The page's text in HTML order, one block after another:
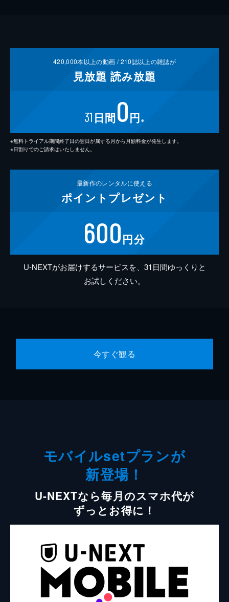
420,000本以上の動画 /210誌以上の雑誌が
見放題 読み放題
31 日間0円 ※
※無料トライアル期間終了日の翌日が属する月から月額料金が発生します。
※日割りでのご請求はいたしません。
最新作のレンタルに使える
ポイント プレゼント
600円分
U-NEXTがお届けするサービスを、31日間ゆっくりと
お試しください。
今すぐ観る
モバイルsetプランが
新登場！
U-NEXTなら毎月のスマホ代が
ずっとお得に！